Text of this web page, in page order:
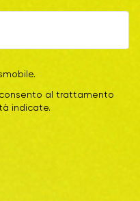
al trattamento
indicate.